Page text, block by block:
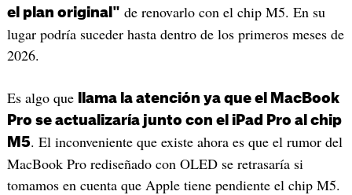
el plan original" de renovarlo con el chip M5. En su
lugar podría suceder hasta dentro de los primeros meses de
2026.
Es algo que
llama la atención ya que el MacBook
Pro se actualizaría junto con el iPad Pro al chip
M5. El inconveniente que existe ahora es que el rumor del
MacBook Pro rediseñado con OLED se retrasaría si
tomamos en cuenta que Apple tiene pendiente el chip M5.